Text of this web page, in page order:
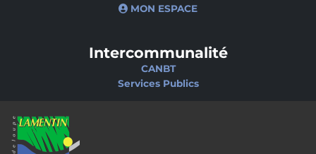
MON ESPACE
Intercommunalité
CANBT
Services Publics